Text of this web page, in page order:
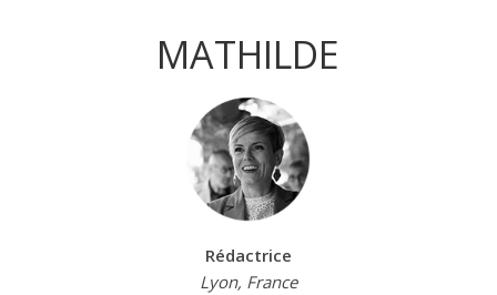
MATHILDE
Rédactrice
Lyon, France